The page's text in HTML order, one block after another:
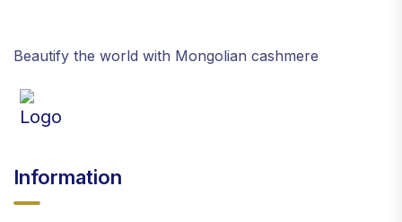
Beautify the world with Mongolian cashmere
Information